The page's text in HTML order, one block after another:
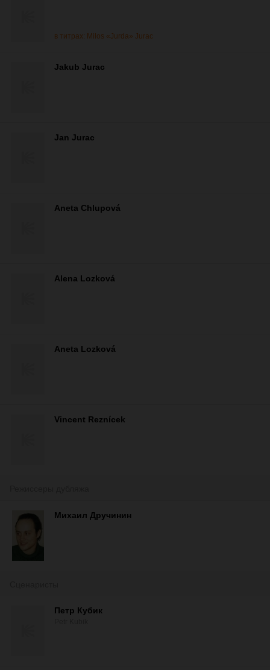
в титрах: Milos «Jurda» Jurac
Jakub Jurac
Jan Jurac
Aneta Chlupová
Alena Lozková
Aneta Lozková
Vincent Reznícek
Михаил Дручинин
Петр Кубик